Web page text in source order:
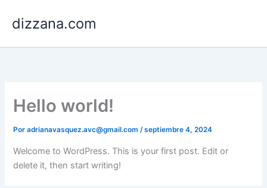
dizzana.com
Hello world!
Poradrianavasquez.avc@gmail.com/septiembre 4, 2024
Welcome to WordPress. This is your first post. Edit or
delete it, then start writing!